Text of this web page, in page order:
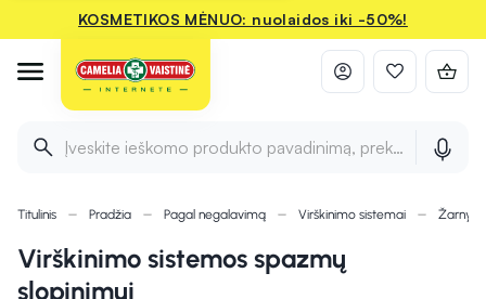
KOSMETIKOS MĖNUO: nuolaidos iki -50%!
Įveskite ieškomo produkto pavadinimą, prekės ženklą ir
Titulinis Pradžia Pagal negalavimą Virškinimo sistemai
Virškinimo sistemos spazmų
slopinimui